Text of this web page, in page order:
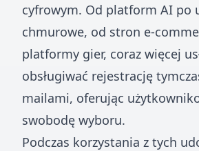
cyfrowym. Od platform AI po
chmurowe, od stron e-
platformy gier, coraz więcej
obsługiwać rejestrację
mailami, oferując
swobodę wyboru.
Podczas korzystania z tych